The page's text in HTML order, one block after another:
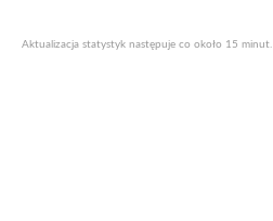
Aktualizacja statystyk następuje co około 15 minut.